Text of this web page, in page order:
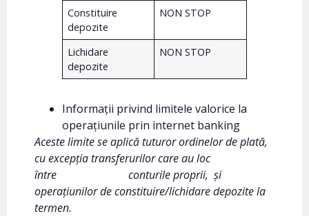
Constituire
depozite
NON STOP
Lichidare
depozite
NON STOP
Informații privind limitele valorice la
operațiunile prin internet banking
Aceste limite se aplică tuturor ordinelor de plată,
cu excepția transferurilor care au loc
între conturile proprii, și
operațiunilor de constituire/lichidare depozite la
termen.